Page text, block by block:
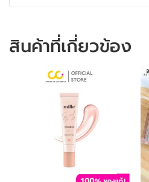
สินค้าที่เกี่ยวข้อง